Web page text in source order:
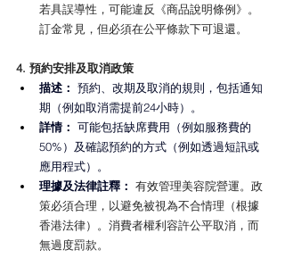
若具誤導性，可能違反《商品說明條例》。
訂金常見，但必須在公平條款下可退還。
4. 預約安排及取消政策
描述： 預約、改期及取消的規則，包括通知
期（例如取消需提前24小時）。
詳情： 可能包括缺席費用（例如服務費的
50%）及確認預約的方式（例如透過短訊或
應用程式）。
理據及法律註釋： 有效管理美容院營運。政
策必須合理，以避免被視為不合情理（根據
香港法律）。消費者權利容許公平取消，而
無過度罰款。